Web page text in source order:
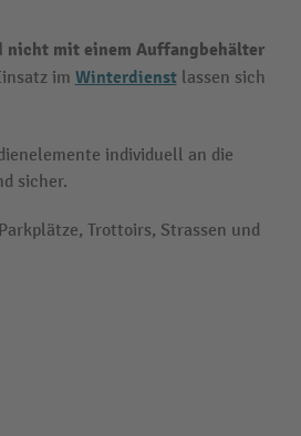
nicht mit einem Auffangbehälter
im Winterdienstlassen sich
individuell an die
sicher.
Trottoirs, Strassen und